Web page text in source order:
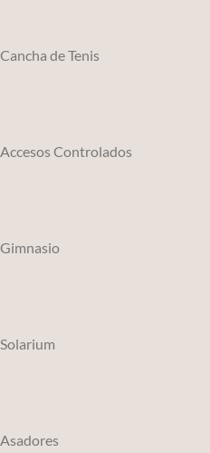
Cancha de Tenis
Accesos Controlados
Gimnasio
Solarium
Asadores